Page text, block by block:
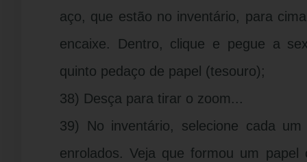
aço, que estão no inventário, para
encaixe. Dentro, clique e pegue a
quinto pedaço de papel (tesouro);
38) Desça para tirar o zoom...
39) No inventário, selecione cada
enrolados. Veja que formou um